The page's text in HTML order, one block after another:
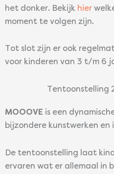
het donker. Bekijk hier
moment te volgen zijn.
Tot slot zijn er ook
voor kinderen van 3 t/m 6
Tentoonstelling
MOOOVE is een
bijzondere kunstwerken en
De tentoonstelling laat
ervaren wat er allemaal in